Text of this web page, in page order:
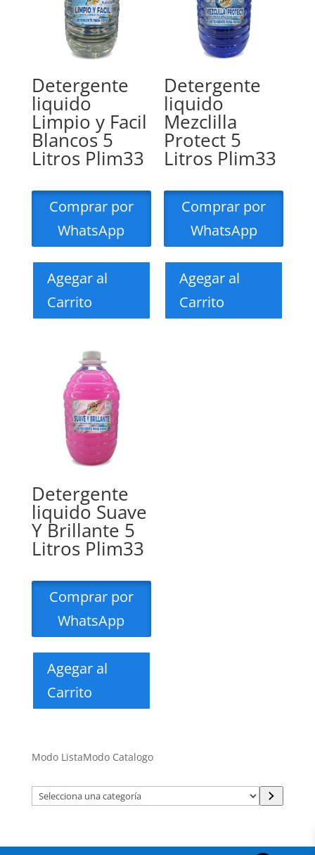
Detergente
liquido
Limpio y Facil
Blancos 5
Litros Plim33
Comprar por
WhatsApp
Agegar al
Carrito
Detergente
liquido
Mezclilla
Protect 5
Litros Plim33
Comprar por
WhatsApp
Agegar al
Carrito
Detergente
liquido Suave
Y Brillante 5
Litros Plim33
Comprar por
WhatsApp
Agegar al
Carrito
Modo ListaModo Catalogo
Selecciona
una